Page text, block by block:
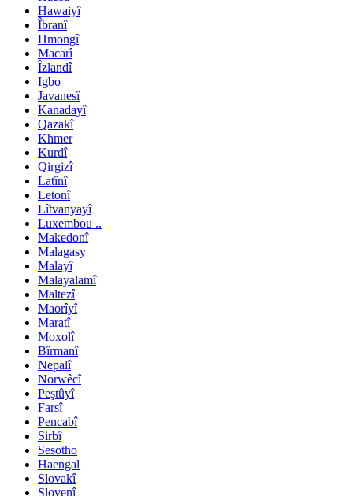
Hawaiyî
Îbranî
Hmongî
Macarî
Îzlandî
Igbo
Javanesî
Kanadayî
Qazakî
Khmer
Kurdî
Qirgizî
Latînî
Letonî
Lîtvanyayî
Luxembou ..
Makedonî
Malagasy
Malayî
Malayalamî
Maltezî
Maorîyî
Maratî
Moxolî
Bîrmanî
Nepalî
Norwêcî
Peştûyî
Farsî
Pencabî
Sirbî
Sesotho
Haengal
Slovakî
Slovenî